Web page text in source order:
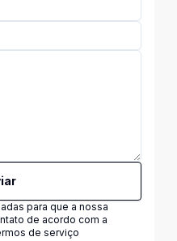
para que a nossa
de acordo com a
de serviço